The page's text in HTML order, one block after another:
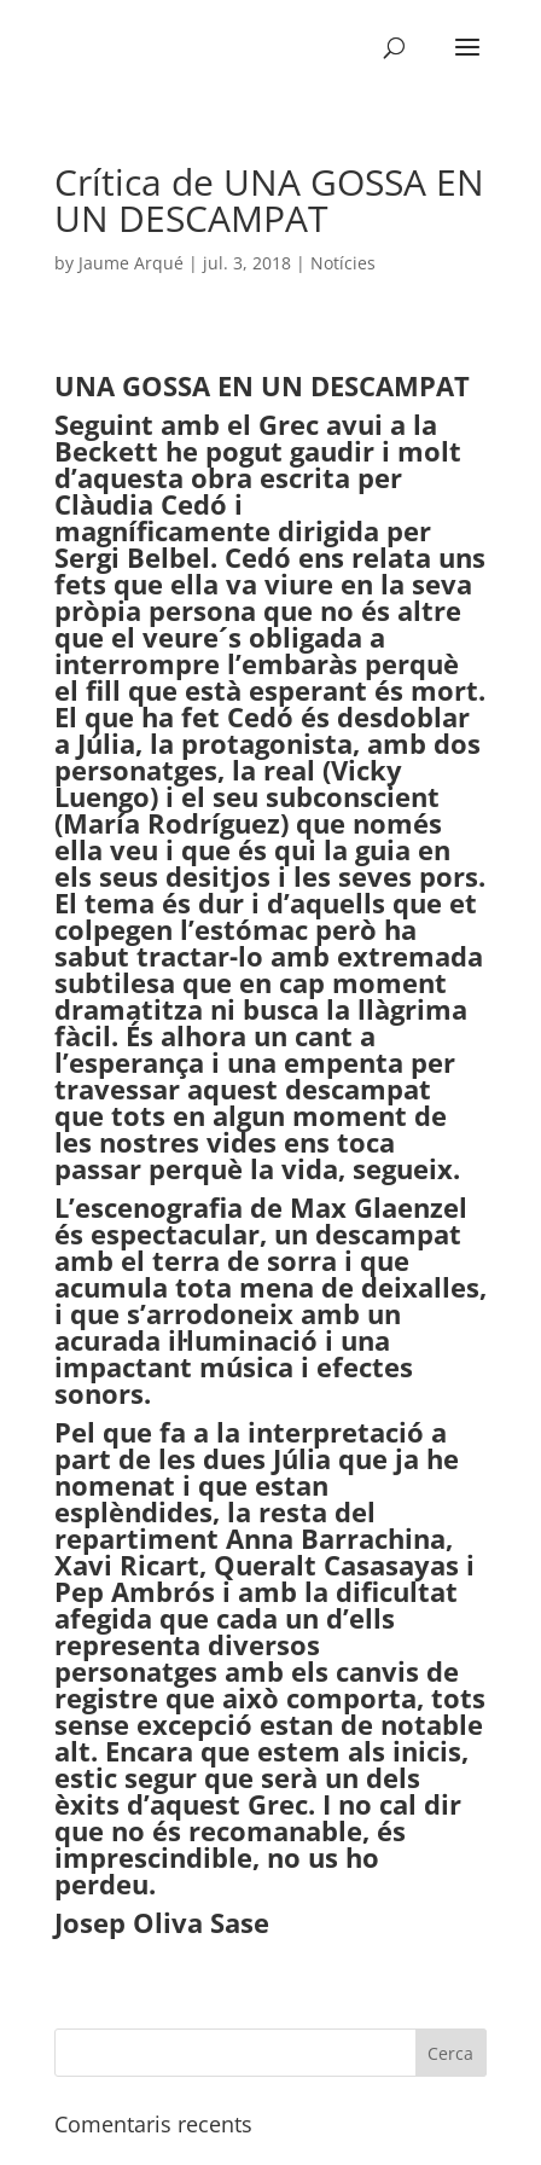
Crítica de UNA GOSSA EN
UN DESCAMPAT
by Jaume Arqué | jul. 3, 2018| Notícies
UNA GOSSA EN UN DESCAMPAT
Seguint amb el Grec avui a la
Beckett he pogut gaudir i molt
d’aquesta obra escrita per
Clàudia Cedó i
magníficamente dirigida per
Sergi Belbel. Cedó ens relata uns
fets que ella va viure en la seva
pròpia persona que no és altre
que el veure´s obligada a
interrompre l’embaràs perquè
el fill que està esperant és mort.
El que ha fet Cedó és desdoblar
a Júlia, la protagonista, amb dos
personatges, la real (Vicky
Luengo) i el seu subconscient
(María Rodríguez) que només
ella veu i que és qui la guia en
els seus desitjos i les seves pors.
El tema és dur i d’aquells que et
colpegen l’estómac però ha
sabut tractar-lo amb extremada
subtilesa que en cap moment
dramatitza ni busca la llàgrima
fàcil. És alhora un cant a
l’esperança i una empenta per
travessar aquest descampat
que tots en algun moment de
les nostres vides ens toca
passar perquè la vida, segueix.
L’escenografia de Max Glaenzel
és espectacular, un descampat
amb el terra de sorra i que
acumula tota mena de deixalles,
i que s’arrodoneix amb un
acurada il·luminació i una
impactant música i efectes
sonors.
Pel que fa a la interpretació a
part de les dues Júlia que ja he
nomenat i que estan
esplèndides, la resta del
repartiment Anna Barrachina,
Xavi Ricart, Queralt Casasayas i
Pep Ambrós i amb la dificultat
afegida que cada un d’ells
representa diversos
personatges amb els canvis de
registre que això comporta, tots
sense excepció estan de notable
alt. Encara que estem als inicis,
estic segur que serà un dels
èxits d’aquest Grec. I no cal dir
que no és recomanable, és
imprescindible, no us ho
perdeu.
Josep Oliva Sase
Comentaris recents